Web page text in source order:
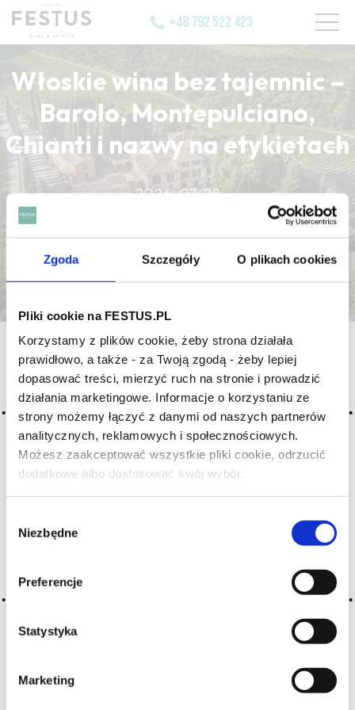
Zgoda Szczegóły O plikach cookies
Pliki cookie na FESTUS.PL
Korzystamy z plików cookie, żeby strona działała
prawidłowo, a także - za Twoją zgodą - żeby lepiej
dopasować treści, mierzyć ruch na stronie i prowadzić
działania marketingowe. Informacje o korzystaniu ze
strony możemy łączyć z danymi od naszych partnerów
analitycznych, reklamowych i społecznościowych.
Możesz zaakceptować wszystkie pliki cookie, odrzucić
dodatkowe albo dostosować swój wybór.
zgody
Niezbędne
Preferencje
Statystyka
Marketing
Czy masz ukończone 18 lat?
+48 792 522 423
Włoskie wina bez tajemnic –
Barolo, Montepulciano,
Chianti i nazwy na etykietach
2026-07-28
CZYTAJ WIĘCEJ
strona główna / tactile
Archiwum wpisów tagu: tactile
dotykowe cechy wina
2016-05-10
O NAS
BLOG